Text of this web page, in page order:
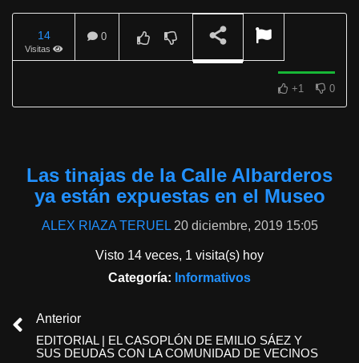
14
Visitas
0
+1 0
Las tinajas de la Calle Albarderos
ya están expuestas en el Museo
ALEX RIAZA TERUEL 20 diciembre, 2019 15:05
Visto 14 veces, 1 visita(s) hoy
Categoría: Informativos
Anterior
EDITORIAL | EL CASOPLÓN DE EMILIO SÁEZ Y
SUS DEUDAS CON LA COMUNIDAD DE VECINOS